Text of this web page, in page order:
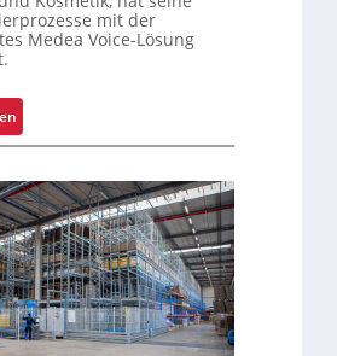
S
c
t
s
t
o
f
f
r
mit der
Medea Voice-Lösung
:
K
m
m
i
s
s
i
o